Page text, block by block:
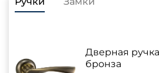
Дверная
бронза